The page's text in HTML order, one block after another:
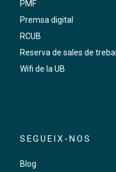
PMF
Premsa digital
RCUB
Reserva de sales de treball
Wifi de la UB
SEGUEIX-NOS
Blog